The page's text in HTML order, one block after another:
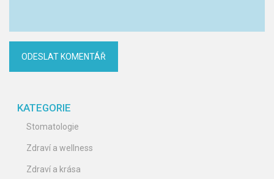
KATEGORIE
Stomatologie
Zdraví a wellness
Zdraví a krása